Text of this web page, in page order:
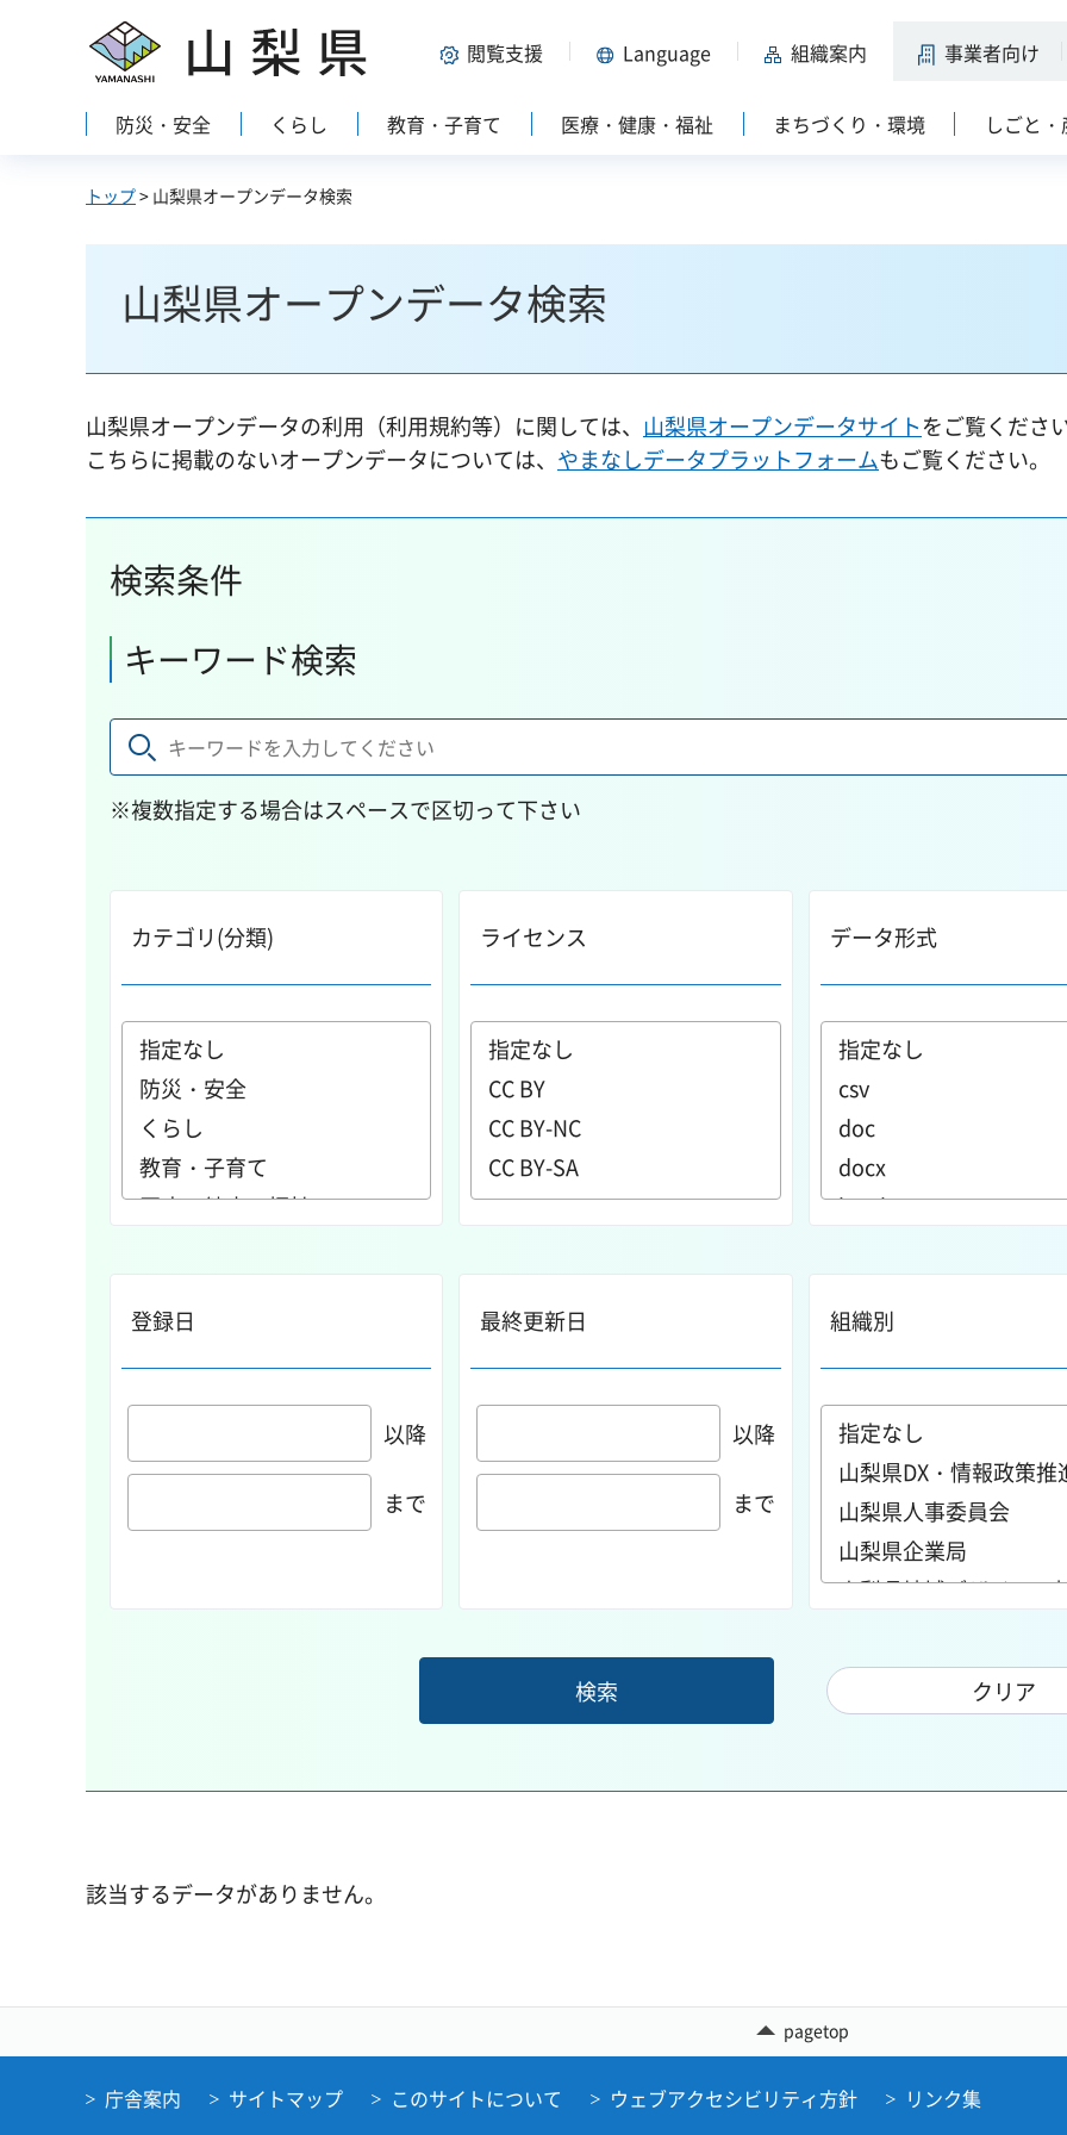
山梨県 閲覧支援 Language 組織案内 事業者向け
防災・安全 くらし 教育・子育て 医療・健康・福祉 まちづくり・環境 しごと
トップ> 山梨県オープンデータ検索
山梨県オープンデータ検索
山梨県オープンデータの利用（利用規約等）に関しては、 山梨県オープンデータサイトをご覧くださ
こちらに掲載のないオープンデータについては、 やまなしデータプラットフォームもご覧ください。
検索条件
キーワード検索
※複数指定する場合はスペースで区切って下さい
カテゴリ(分類) ライセンス データ形式
登録日
以降
まで
最終更新日
以降
まで
組織別
該当するデータがありません。
pagetop
庁舎案内 サイトマップ このサイトについて ウェブアクセシビリティ方針 リンク集